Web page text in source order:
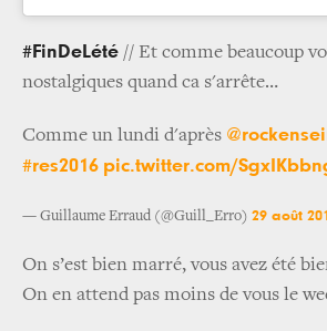
#FinDeLété // Et comme beaucoup
nostalgiques quand ca s'arrête…
Comme un lundi d'après
#res2016 pic.twitter.com/
— Guillaume Erraud (@Guill_Erro) 29 août
On s’est bien marré, vous avez été
On en attend pas moins de vous le